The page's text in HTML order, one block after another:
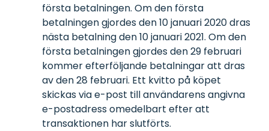
första betalningen. Om den första
betalningen gjordes den 10 januari 2020 dras
nästa betalning den 10 januari 2021. Om den
första betalningen gjordes den 29 februari
kommer efterföljande betalningar att dras
av den 28 februari. Ett kvitto på köpet
skickas via e-post till användarens angivna
e-postadress omedelbart efter att
transaktionen har slutförts.